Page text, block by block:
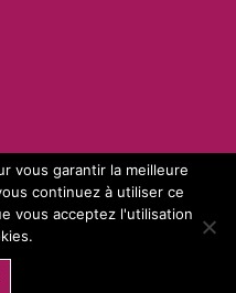
Licom Développement
légales
vous garantir la meilleure
continuez à utiliser ce
vous acceptez l'utilisation